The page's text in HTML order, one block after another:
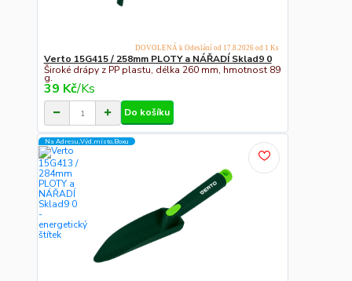
Verto 15G415 / 258mm PLOTY a NÁŘADÍ Sklad9 0
Široké drápy z PP plastu, délka 260 mm, hmotnost 89
g.
39 Kč/Ks
DOVOLENÁ k Odeslání od 17.8.2026 od 1 Ks
Do košíku
Na Adresu,Výd.místo,Boxu